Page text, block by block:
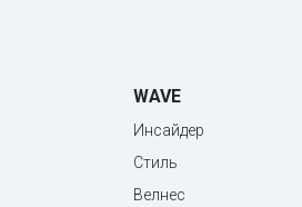
WAVE
Инсайдер
Стиль
Велнес